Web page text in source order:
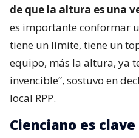
de que la altura es una
es importante conformar
tiene un límite, tiene un
equipo, más la altura, ya
invencible”, sostuvo en
local RPP.
Cienciano es clave